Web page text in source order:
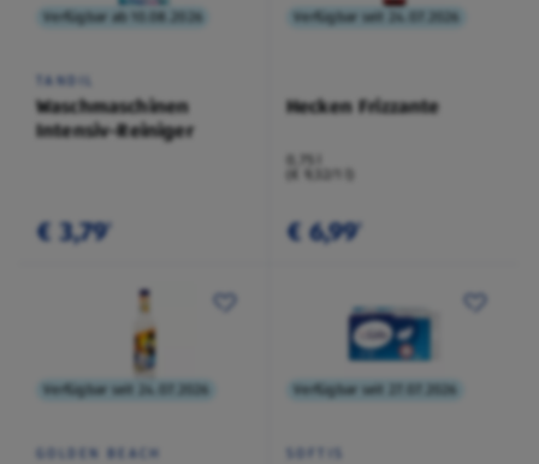
Verfügbar ab 10.08.2026
TANDIL
Waschmaschinen
Intensiv-Reiniger
€ 3,79¹
Verfügbar seit 24.07.2026
Hecken Frizzante
€ 6,99¹
Verfügbar seit 24.07.2026
GOLDEN BEACH
Verfügbar seit 27.07.2026